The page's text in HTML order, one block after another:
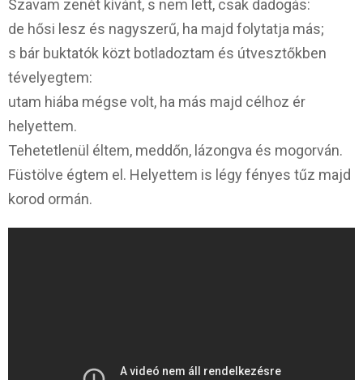
Szavam zenét kívánt, s nem lett, csak dadogás:
de hősi lesz és nagyszerű, ha majd folytatja más;
s bár buktatók közt botladoztam és útvesztőkben
tévelyegtem:
utam hiába mégse volt, ha más majd célhoz ér
helyettem.
Tehetetlenül éltem, meddőn, lázongva és mogorván.
Füstölve égtem el. Helyettem is légy fényes tűz majd
korod ormán.